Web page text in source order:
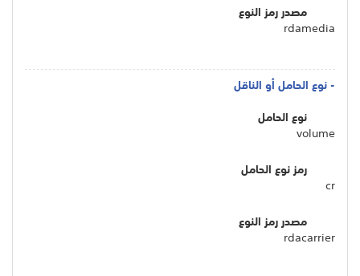
مصدر رمز النوع
rdamedia
- نوع الحامل أو الناقل
نوع الحامل
volume
رمز نوع الحامل
cr
مصدر رمز النوع
rdacarrier